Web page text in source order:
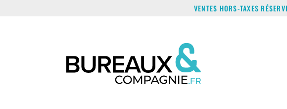
VENTES HORS-TAXES